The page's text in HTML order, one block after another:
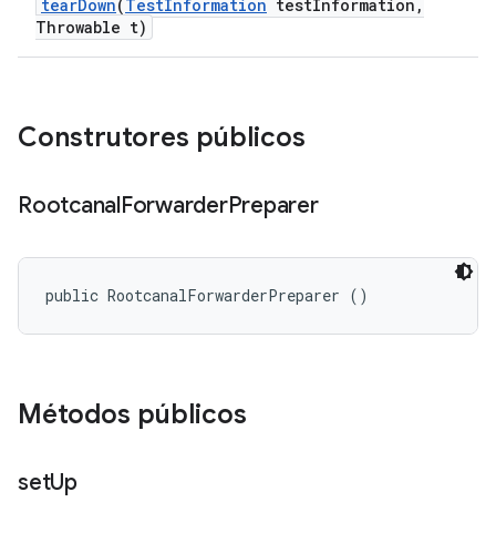
tearDown( TestInformation testInformation ,
Throwable t)
Construtores públicos
RootcanalForwarderPreparer
public RootcanalForwarderPreparer ()
Métodos públicos
setUp